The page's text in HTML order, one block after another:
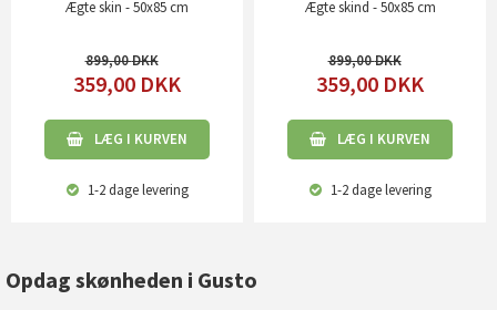
Ægte skin - 50x85 cm
899,00
359,00 DKK
LÆG I KURVEN
1-2 dagelevering
Ægte skind - 50x85 cm
899,00
359,00 DKK
LÆG I KURVEN
1-2 dagelevering
Opdag skønheden i Gusto